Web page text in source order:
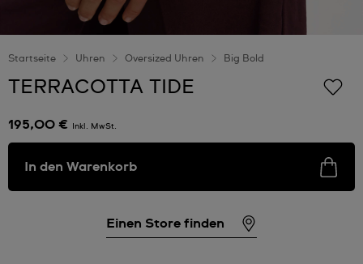
Startseite Uhren Oversized Uhren Big Bold
TERRACOTTA TIDE
195,00 € Inkl. MwSt.
In den Warenkorb
Einen Store finden